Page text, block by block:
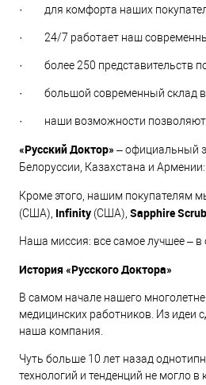
· для комфорта наших
· 24/7 работает наш
· более 250 представительств
· большой современный склад в
· наши возможности позволяют
«Русский Доктор»– официальный
Белоруссии, Казахстана и Армении:
Кроме этого, нашим покупателям
(США), Infinity (США), Sapphire
Наша миссия: все самое лучшее – в
История «Русского Доктора»
В самом начале нашего
медицинских работников. Из идеи
наша компания.
Чуть больше 10 лет назад
технологий и тенденций не могло